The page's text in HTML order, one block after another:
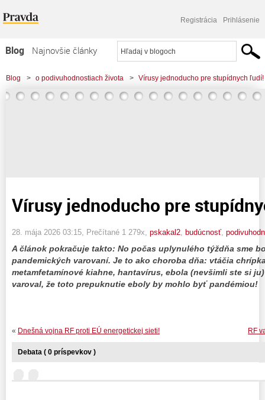
Registrácia Prihlásenie
Blog
Najnovšie články
Najčítanejšie články
Najkomentovanejšie články
Blog > o podivuhodnostiach života > Vírusy jednoducho pre stupídnych ľudí!
Vírusy jednoducho pre
28. mája 2026 03:15 , Prečítané 1 279x, pskakal2 budúcnosť
A článok pokračuje takto: No počas uplynulého týždňa sme
pandemických varovaní. Je to ako choroba dňa: vtáčia
metamfetamínové kiahne, hantavírus, ebola (nevšimli ste si
varoval, že toto prepuknutie eboly by mohlo byť pandémiou!
RF
« Dnešná vojna RF proti EÚ energetickej sieti!
Debata ( 0 príspevkov )